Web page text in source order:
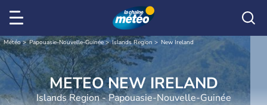
Météo Papouasie-Nouvelle-Guinée Islands Region New Ireland
METEO NEW IRELAND
Islands Region - Papouasie-Nouvelle-Guinée